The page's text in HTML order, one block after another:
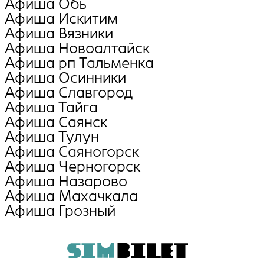
Афиша Обь
Афиша Искитим
Афиша Вязники
Афиша Новоалтайск
Афиша рп Тальменка
Афиша Осинники
Афиша Славгород
Афиша Тайга
Афиша Саянск
Афиша Тулун
Афиша Саяногорск
Афиша Черногорск
Афиша Назарово
Афиша Махачкала
Афиша Грозный